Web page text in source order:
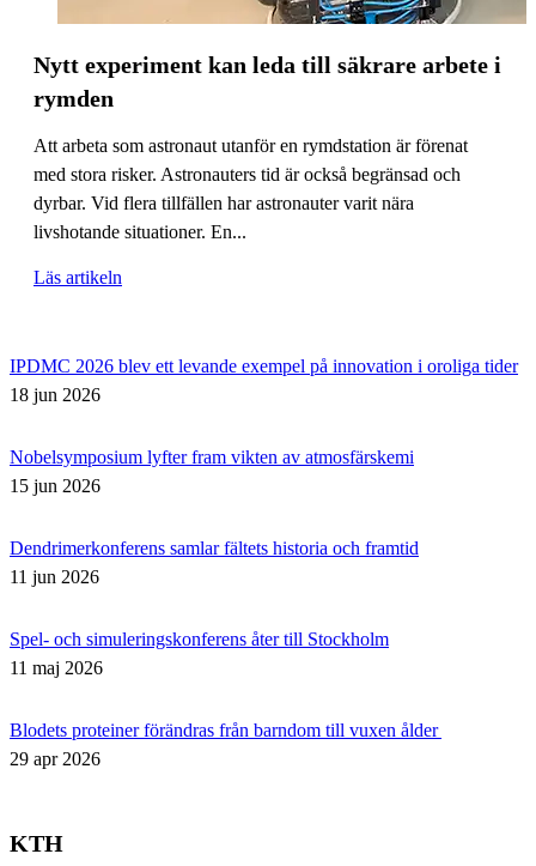
Nytt experiment kan leda till säkrare arbete i
rymden
Att arbeta som astronaut utanför en rymdstation är förenat
med stora risker. Astronauters tid är också begränsad och
dyrbar. Vid flera tillfällen har astronauter varit nära
livshotande situationer. En...
Läs artikeln
IPDMC 2026 blev ett levande exempel på innovation i oroliga tider
18 jun 2026
Nobelsymposium lyfter fram vikten av atmosfärskemi
15 jun 2026
Dendrimerkonferens samlar fältets historia och framtid
11 jun 2026
Spel- och simuleringskonferens åter till Stockholm
11 maj 2026
Blodets proteiner förändras från barndom till vuxen ålder
29 apr 2026
KTH